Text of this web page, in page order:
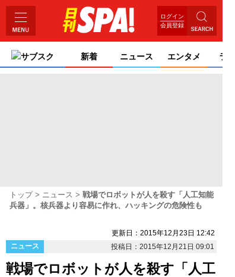
ログイン
会員登録
サブスク 新着 ニュース エンタメ ライ
トップ ニュース
戦場でロボットが人を殺す「人工知能
兵器」。核兵器より容易に作れ、ハッキングの危険性も
更新日：2015年12月23日 12:42
ニュース
投稿日：2015年12月21日 09:01
戦場でロボットが人を殺す「人工